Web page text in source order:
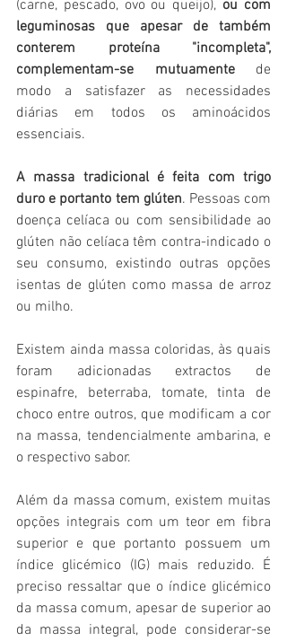
(carne, pescado, ovo ou queijo), ou com
leguminosas que apesar de também
conterem proteína "incompleta",
complementam-se mutuamente de
modo a satisfazer as necessidades
diárias em todos os aminoácidos
essenciais.
A massa tradicional é feita com trigo
duro e portanto tem glúten. Pessoas com
doença celíaca ou com sensibilidade ao
glúten não celíaca têm contra-indicado o
seu consumo, existindo outras opções
isentas de glúten como massa de arroz
ou milho.
Existem ainda massa coloridas, às quais
foram adicionadas extractos de
espinafre, beterraba, tomate, tinta de
choco entre outros, que modificam a cor
na massa, tendencialmente ambarina, e
o respectivo sabor.
Além da massa comum, existem muitas
opções integrais com um teor em fibra
superior e que portanto possuem um
índice glicémico (IG) mais reduzido. É
preciso ressaltar que o índice glicémico
da massa comum, apesar de superior ao
da massa integral, pode considerar-se